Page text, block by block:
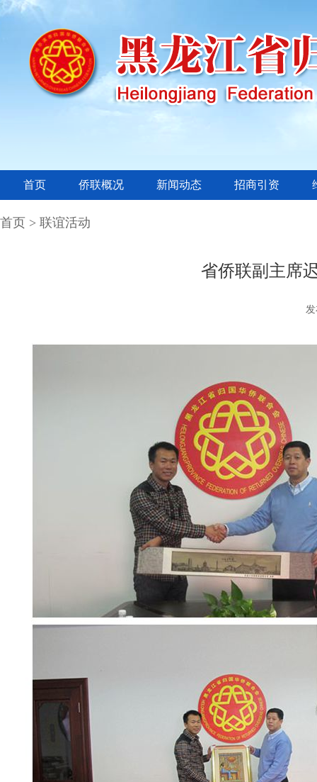
首页 侨联概况 新闻动态 招商引资
首页 > 联谊活动
省侨联副主席
发